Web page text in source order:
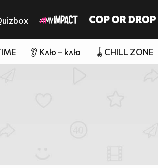
👂 Клю – клю 🪀CHILL ZONE